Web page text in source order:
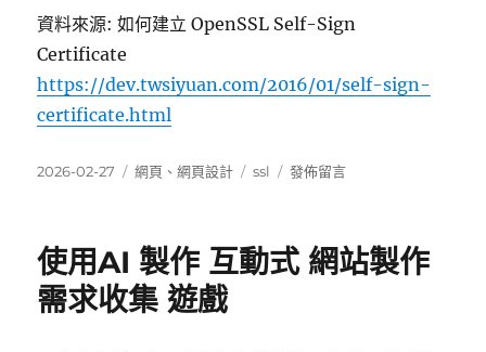
資料來源: 如何建立 OpenSSL Self-Sign
Certificate
https://dev.twsiyuan.com/2016/01/self-sign-
certificate.html
發
2026-02-27
分
網頁 、網頁設計
標
ssl
在
建
發佈留言
使用AI 製作 互動式 網站製作
需求收集 遊戲